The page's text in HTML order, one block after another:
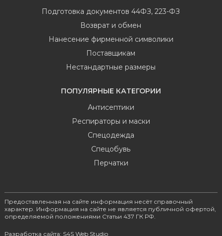
Подготовка документов 44ФЗ, 223-ФЗ
Возврат и обмен
Нанесение фирменной символики
Поставщикам
Нестандартные размеры
ПОПУЛЯРНЫЕ КАТЕГОРИИ
Антисептики
Респираторы и маски
Спецодежда
Спецобувь
Перчатки
Предоставленная на сайте информация несёт справочный
характер. Информация на сайте не является публичной офертой,
определяемой положениями Статьи 437 ГК РФ.
Разработка сайта: S4S Web Studio